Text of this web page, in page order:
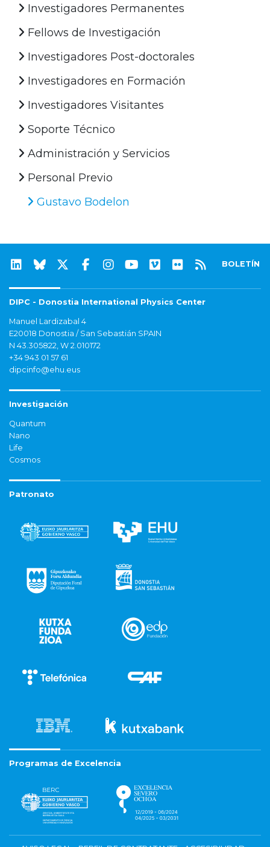
Investigadores Permanentes
Fellows de Investigación
Investigadores Post-doctorales
Investigadores en Formación
Investigadores Visitantes
Soporte Técnico
Administración y Servicios
Personal Previo
Gustavo Bodelon
BOLETÍN
DIPC - Donostia International Physics Center
Manuel Lardizabal 4
E20018 Donostia / San Sebastián SPAIN
N 43.305822, W 2.010172
+34 943 01 57 61
dipcinfo@ehu.eus
Investigación
Quantum
Nano
Life
Cosmos
Patronato
Programas de Excelencia